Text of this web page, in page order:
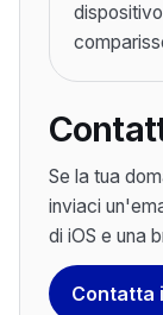
Se la tua
inviaci
di iOS e una
Contatta